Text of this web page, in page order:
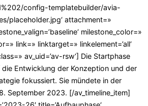
config-templatebuilder/avia-
placeholder.jpg‘ attachment=»
milestone_color=»
link=» linktarget=» linkelement=’all‘
av_uid=’av-rsw‘] Die Startphase
Entwicklung der Konzeption und der
fokussiert. Sie mündete in der
September 2023. [/av_timeline_item]